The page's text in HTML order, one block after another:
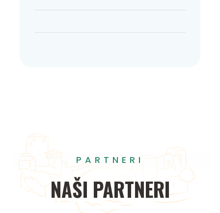
PARTNERI
NAŠI PARTNERI